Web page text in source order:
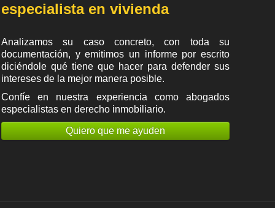
especialista en vivienda
Analizamos su caso concreto, con toda su
documentación, y emitimos un informe por escrito
diciéndole qué tiene que hacer para defender sus
intereses de la mejor manera posible.
Confíe en nuestra experiencia como abogados
especialistas en derecho inmobiliario.
Quiero que me ayuden